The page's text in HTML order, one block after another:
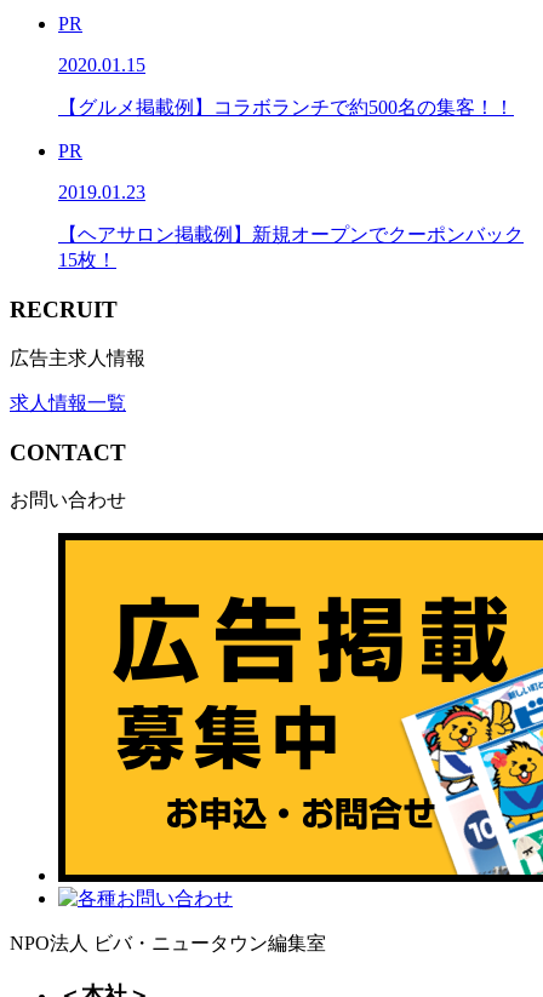
PR
2020.01.15
【グルメ掲載例】コラボランチで約500名の集客！！
PR
2019.01.23
【ヘアサロン掲載例】新規オープンでクーポンバック
15枚！
RECRUIT
広告主求人情報
求人情報一覧
CONTACT
お問い合わせ
NPO法人 ビバ・ニュータウン編集室